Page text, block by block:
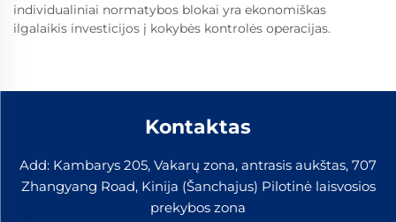
individualiniai normatybos blokai yra ekonomiškas
ilgalaikis investicijos į kokybės kontrolės operacijas.
Kontaktas
Add: Kambarys 205, Vakarų zona, antrasis aukštas, 707
Zhangyang Road, Kinija (Šanchajus) Pilotinė laisvosios
prekybos zona